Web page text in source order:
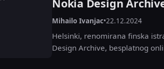
Nokia Design
Mihailo Ivanjac•22.12.2024
Helsinki, renomirana finska
Design Archive, besplatnog